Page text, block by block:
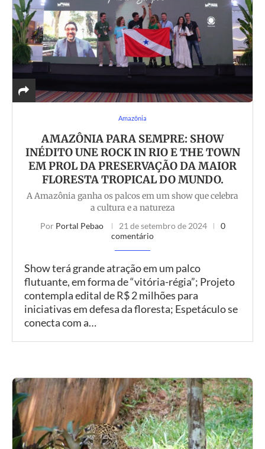
Amazônia
AMAZÔNIA PARA SEMPRE: SHOW
INÉDITO UNE ROCK IN RIO E THE TOWN
EM PROL DA PRESERVAÇÃO DA MAIOR
FLORESTA TROPICAL DO MUNDO.
A Amazônia ganha os palcos em um show que celebra
a cultura e a natureza
Por Portal Pebao 21 de setembro de 2024
0
comentário
Show terá grande atração em um palco
flutuante, em forma de “vitória-régia”; Projeto
contempla edital de R$ 2 milhões para
iniciativas em defesa da floresta; Espetáculo se
conecta com a…